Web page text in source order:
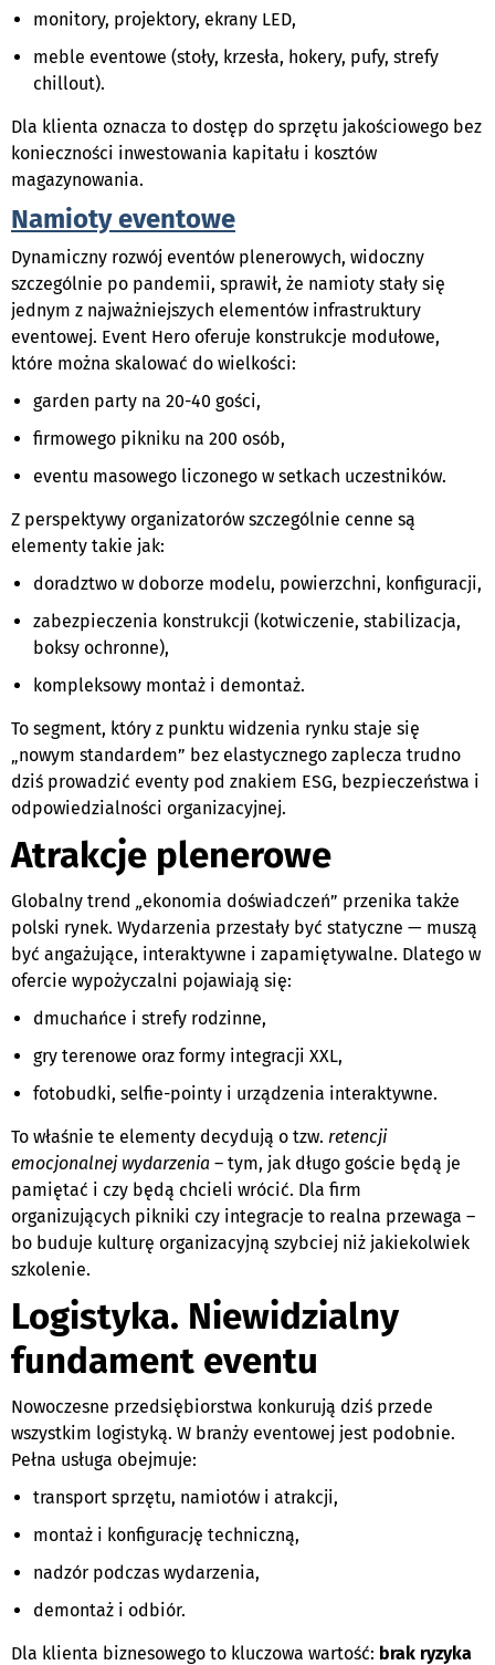
monitory, projektory, ekrany LED,
meble eventowe (stoły, krzesła, hokery, pufy, strefy
chillout).
Dla klienta oznacza to dostęp do sprzętu jakościowego bez
konieczności inwestowania kapitału i kosztów
magazynowania.
Namioty eventowe
Dynamiczny rozwój eventów plenerowych, widoczny
szczególnie po pandemii, sprawił, że namioty stały się
jednym z najważniejszych elementów infrastruktury
eventowej. Event Hero oferuje konstrukcje modułowe,
które można skalować do wielkości:
garden party na 20-40 gości,
firmowego pikniku na 200 osób,
eventu masowego liczonego w setkach uczestników.
Z perspektywy organizatorów szczególnie cenne są
elementy takie jak:
doradztwo w doborze modelu, powierzchni, konfiguracji,
zabezpieczenia konstrukcji (kotwiczenie, stabilizacja,
boksy ochronne),
kompleksowy montaż i demontaż.
To segment, który z punktu widzenia rynku staje się
„nowym standardem” bez elastycznego zaplecza trudno
dziś prowadzić eventy pod znakiem ESG, bezpieczeństwa i
odpowiedzialności organizacyjnej.
Atrak­cje plenerowe
Globalny trend „ekonomia doświadczeń” przenika także
polski rynek. Wydarzenia przestały być statyczne — muszą
być angażujące, interaktywne i zapamiętywalne. Dlatego w
ofercie wypożyczalni pojawiają się:
dmuchańce i strefy rodzinne,
gry terenowe oraz formy integracji XXL,
fotobudki, selfie-pointy i urządzenia interaktywne.
To właśnie te elementy decydują o tzw. retencji
emocjonalnej wydarzenia – tym, jak długo goście będą je
pamiętać i czy będą chcieli wrócić. Dla firm
organizujących pikniki czy integracje to realna przewaga –
bo buduje kulturę organizacyjną szybciej niż jakiekolwiek
szkolenie.
Logistyka. Niewidzialny
fundament eventu
Nowoczesne przedsiębiorstwa konkurują dziś przede
wszystkim logistyką. W branży eventowej jest podobnie.
Pełna usługa obejmuje:
transport sprzętu, namiotów i atrakcji,
montaż i konfigurację techniczną,
nadzór podczas wydarzenia,
demontaż i odbiór.
Dla klienta biznesowego to kluczowa wartość: brak ryzyka